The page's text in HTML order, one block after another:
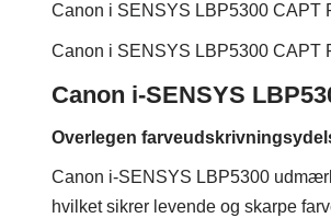
Canon i SENSYS LBP5300 CAPT
Canon i SENSYS LBP5300 CAPT
Canon i-SENSYS
Overlegen
Canon i-SENSYS LBP5300
hvilket sikrer levende og skarpe